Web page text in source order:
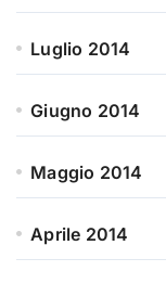
Luglio 2014
Giugno 2014
Maggio 2014
Aprile 2014